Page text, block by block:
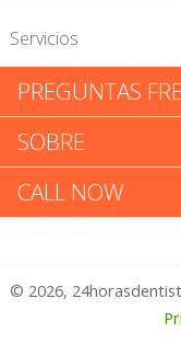
Servicios
Marvin Lee Blaugrund
Marvin
tu
1 – No
PREGUNTAS
SOBRE
CALL NOW
© 2026,